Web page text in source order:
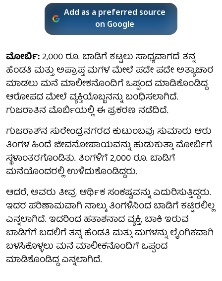
Add as a preferred source
on Google
ಮೋರ್ಬಿ:2,000 ರೂ. ಬಾಡಿಗೆ ಕಟ್ಟಲು ಸಾಧ್ಯವಾಗದೆ ತನ್ನ
ಹೆಂಡತಿ ಮತ್ತು ಅಪ್ರಾಪ್ತ ಮಗಳ ಮೇಲೆ ಪದೇ ಪದೇ ಅತ್ಯಾಚಾರ
ಮಾಡಲು ಮನೆ ಮಾಲೀಕನೊಂದಿಗೆ ಒಪ್ಪಂದ ಮಾಡಿಕೊಂಡಿದ್ದ
ಆರೋಪದ ಮೇಲೆ ವ್ಯಕ್ತಿಯೊಬ್ಬನನ್ನು ಬಂಧಿಸಲಾಗಿದೆ.
ಗುಜರಾತಿನ ಮೊರ್ಬಿಯಲ್ಲಿ ಈ ಪ್ರಕರಣ ನಡೆದಿದೆ.
ಗುಜರಾತ್‌ನ ಸುರೇಂದ್ರನಗರದ ಕುಟುಂಬವು ಸುಮಾರು ಆರು
ತಿಂಗಳ ಹಿಂದೆ ಜೀವನೋಪಾಯವನ್ನು ಹುಡುಕುತ್ತಾ ಮೋರ್ಬಿಗೆ
ಸ್ಥಳಾಂತರಗೊಂಡಿತು. ತಿಂಗಳಿಗೆ 2,000 ರೂ. ಬಾಡಿಗೆ
ಮನೆಯೊಂದರಲ್ಲಿ ಉಳಿದುಕೊಂಡಿದ್ದರು.
ಆದರೆ, ಅವರು ತೀವ್ರ ಆರ್ಥಿಕ ಸಂಕಷ್ಟವನ್ನು ಎದುರಿಸುತ್ತಿದ್ದರು.
ಇದರ ಪರಿಣಾಮವಾಗಿ ನಾಲ್ಕು ತಿಂಗಳಿನಿಂದ ಬಾಡಿಗೆ ಕಟ್ಟಿರಲಿಲ್ಲ
ಎನ್ನಲಾಗಿದೆ. ಇದರಿಂದ ಹತಾಶನಾದ ವ್ಯಕ್ತಿ, ಬಾಕಿ ಇರುವ
ಬಾಡಿಗೆಗೆ ಬದಲಿಗೆ ತನ್ನ ಹೆಂಡತಿ ಮತ್ತು ಮಗಳನ್ನು ಲೈಂಗಿಕವಾಗಿ
ಬಳಸಿಕೊಳ್ಳಲು ಮನೆ ಮಾಲೀಕನೊಂದಿಗೆ ಒಪ್ಪಂದ
ಮಾಡಿಕೊಂಡಿದ್ದ ಎನ್ನಲಾಗಿದೆ.